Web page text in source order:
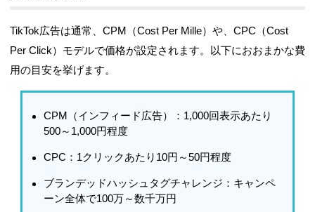
TikTok広告は通常、CPM（Cost Per Mille）や、CPC（Cost
Per Click）モデルで価格が設定されます。以下におおまかな費
用の目安を挙げます。
CPM（インフィード広告）
：1,000回表示あたり
500～1,000円程度
CPC ：1クリックあたり10円～50円程度
ブランデッドハッシュタグチャレンジ ：キャンペ
ーン全体で100万～数千万円